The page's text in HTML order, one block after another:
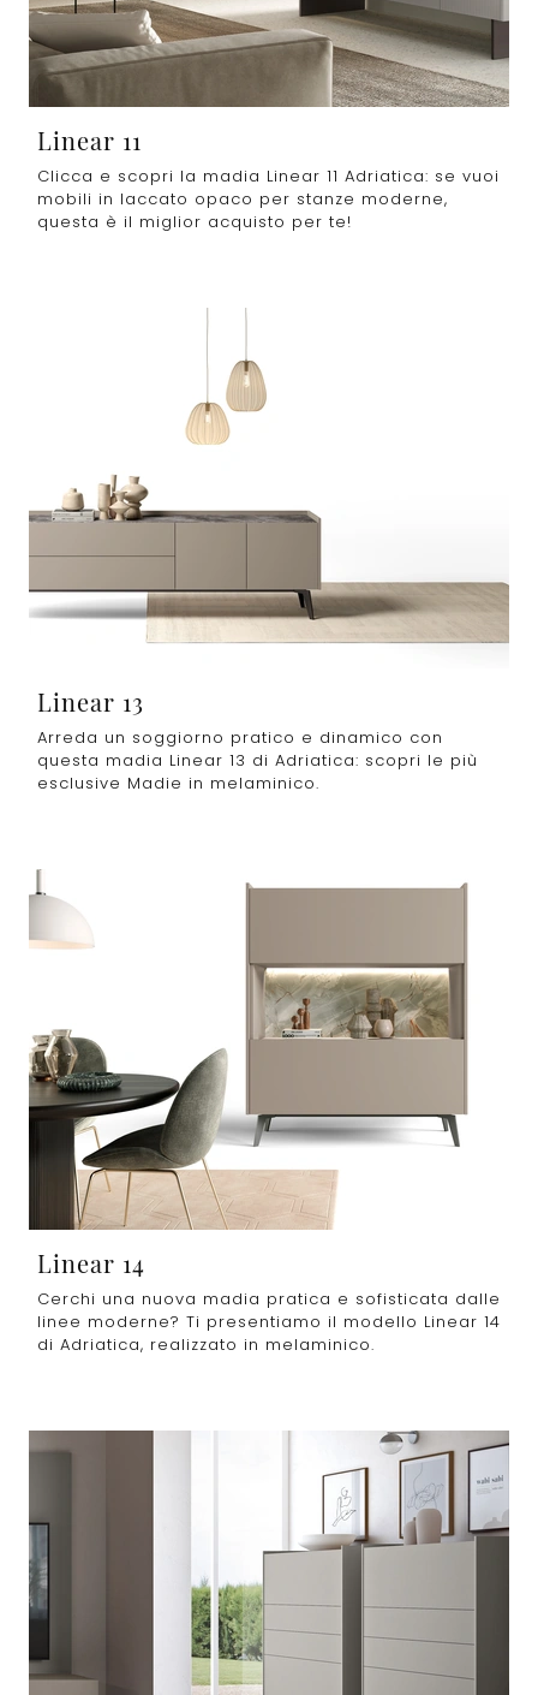
Linear 11
Clicca e scopri la madia Linear 11 Adriatica: se vuoi
mobili in laccato opaco per stanze moderne,
questa è il miglior acquisto per te!
Linear 13
Arreda un soggiorno pratico e dinamico con
questa madia Linear 13 di Adriatica: scopri le più
esclusive Madie in melaminico.
Linear 14
Cerchi una nuova madia pratica e sofisticata dalle
linee moderne? Ti presentiamo il modello Linear 14
di Adriatica, realizzato in melaminico.